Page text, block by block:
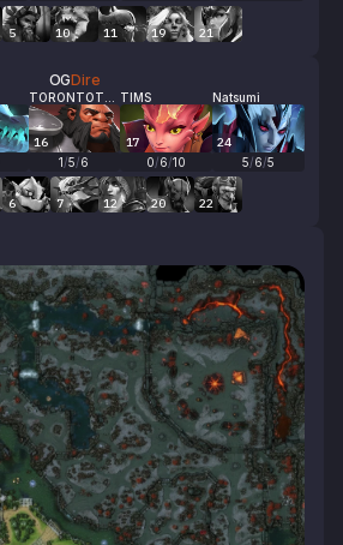
5 10 11 19 21
OGDire
TORONTOTO
KYO
16
1/5/6
TIMS
17
0/6/10
Natsumi
24
5/6/5
6 7 12 20 22